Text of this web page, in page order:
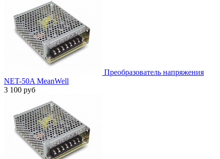
Преобразователь напряжения
NET-50A MeanWell
3 100 руб